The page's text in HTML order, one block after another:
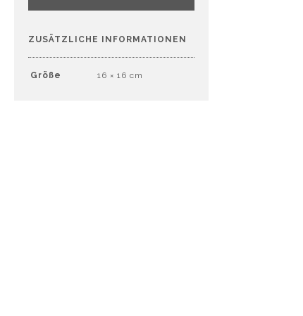
ZUSÄTZLICHE INFORMATIONEN
Größe 16 × 16 cm